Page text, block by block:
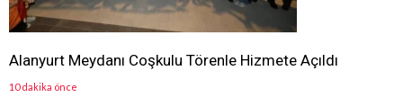
Alanyurt Meydanı Coşkulu Törenle Hizmete Açıldı
10 dakika önce